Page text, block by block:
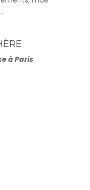
à Paris